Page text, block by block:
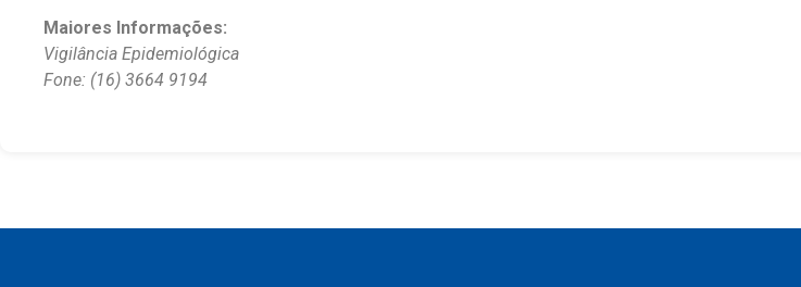
Maiores Informações:
Vigilância Epidemiológica
Fone: (16) 3664 9194